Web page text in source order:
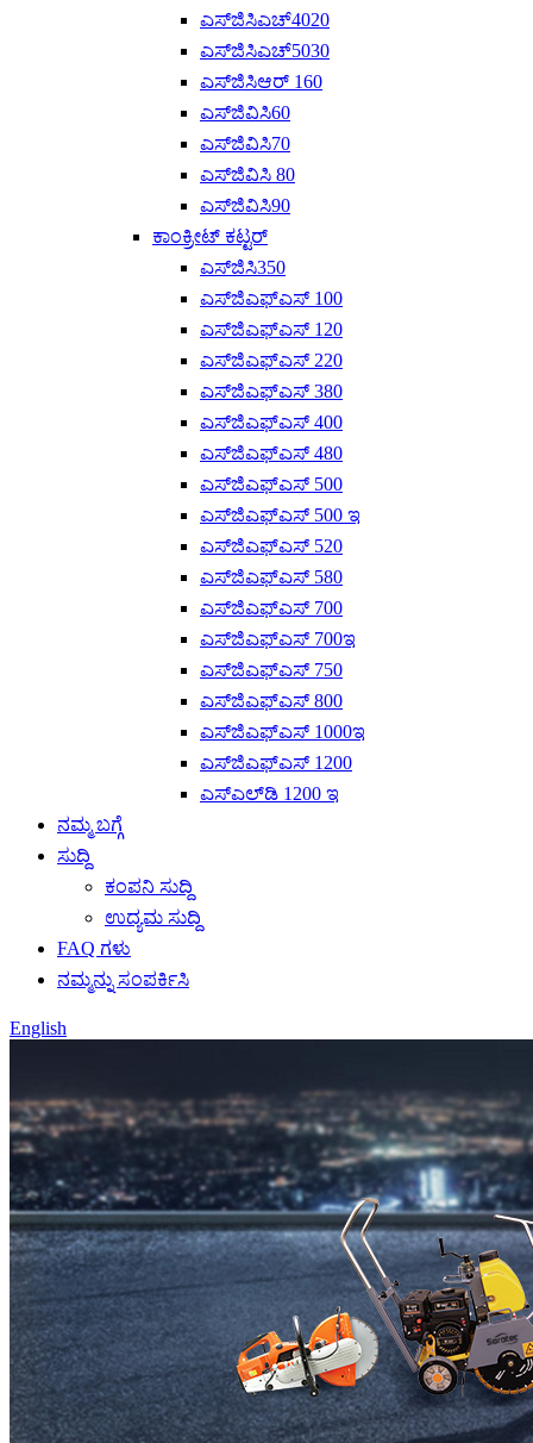
ಎಸ್‌ಜಿಸಿಎಚ್4020
ಎಸ್‌ಜಿಸಿಎಚ್‌5030
ಎಸ್‌ಜಿಸಿಆರ್ 160
ಎಸ್‌ಜಿವಿಸಿ60
ಎಸ್‌ಜಿವಿಸಿ70
ಎಸ್‌ಜಿವಿಸಿ 80
ಎಸ್‌ಜಿವಿಸಿ90
ಕಾಂಕ್ರೀಟ್ ಕಟ್ಟರ್
ಎಸ್‌ಜಿಸಿ350
ಎಸ್‌ಜಿಎಫ್‌ಎಸ್ 100
ಎಸ್‌ಜಿಎಫ್‌ಎಸ್ 120
ಎಸ್‌ಜಿಎಫ್‌ಎಸ್ 220
ಎಸ್‌ಜಿಎಫ್‌ಎಸ್ 380
ಎಸ್‌ಜಿಎಫ್‌ಎಸ್ 400
ಎಸ್‌ಜಿಎಫ್‌ಎಸ್ 480
ಎಸ್‌ಜಿಎಫ್‌ಎಸ್ 500
ಎಸ್‌ಜಿಎಫ್‌ಎಸ್ 500 ಇ
ಎಸ್‌ಜಿಎಫ್‌ಎಸ್ 520
ಎಸ್‌ಜಿಎಫ್‌ಎಸ್ 580
ಎಸ್‌ಜಿಎಫ್‌ಎಸ್ 700
ಎಸ್‌ಜಿಎಫ್‌ಎಸ್ 700ಇ
ಎಸ್‌ಜಿಎಫ್‌ಎಸ್ 750
ಎಸ್‌ಜಿಎಫ್‌ಎಸ್ 800
ಎಸ್‌ಜಿಎಫ್‌ಎಸ್ 1000ಇ
ಎಸ್‌ಜಿಎಫ್‌ಎಸ್ 1200
ಎಸ್‌ಎಲ್‌ಡಿ 1200 ಇ
ನಮ್ಮ ಬಗ್ಗೆ
ಸುದ್ದಿ
ಕಂಪನಿ ಸುದ್ದಿ
ಉದ್ಯಮ ಸುದ್ದಿ
FAQ ಗಳು
ನಮ್ಮನ್ನು ಸಂಪರ್ಕಿಸಿ
English